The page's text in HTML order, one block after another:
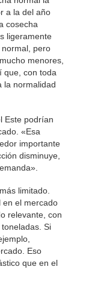
a la del año
cosecha
ligeramente
pero
menores,
que, con toda
la normalidad
Este podrían
«Esa
importante
disminuye,
limitado.
en el mercado
relevante, con
Si
Eso
que en el